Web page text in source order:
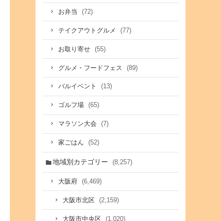
お弁当 (72)
テイクアウトグルメ (77)
お取り寄せ (55)
グルメ・フードフェス (89)
バルイベント (13)
ゴルフ場 (65)
マラソン大会 (7)
家ごはん (52)
地域別カテゴリー (8,257)
大阪府 (6,469)
大阪市北区 (2,159)
大阪市中央区 (1,020)